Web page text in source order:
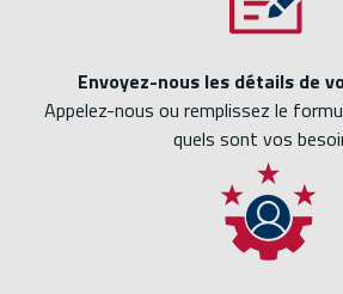
Envoyez-nous les détails de
Appelez-nous ou remplissez le
quels sont vos